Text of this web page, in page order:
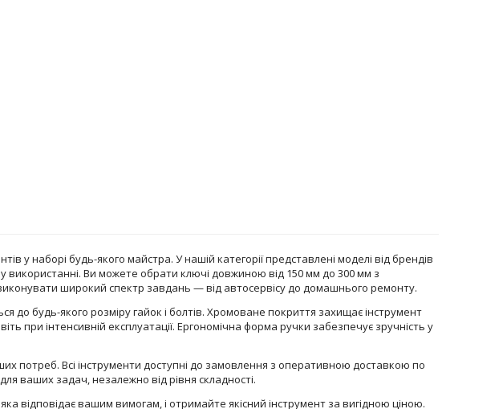
у наборі будь-якого майстра. У нашій категорії представлені моделі від брендів
у використанні. Ви можете обрати ключі довжиною від 150 мм до 300 мм з
широкий спектр завдань — від автосервісу до домашнього ремонту.
до будь-якого розміру гайок і болтів. Хромоване покриття захищає інструмент
при інтенсивній експлуатації. Ергономічна форма ручки забезпечує зручність у
потреб. Всі інструменти доступні до замовлення з оперативною доставкою по
ваших задач, незалежно від рівня складності.
відповідає вашим вимогам, і отримайте якісний інструмент за вигідною ціною.